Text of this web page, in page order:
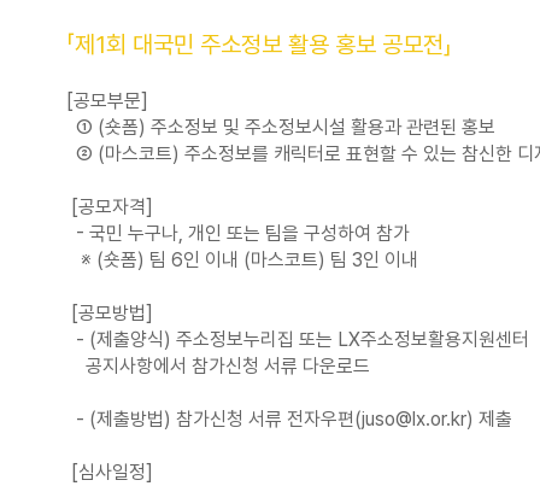
「제1회 대국민 주소정보 활용 홍보 공모전」
[공모부문]
① (숏폼) 주소정보 및 주소정보시설 활용과 관련된 홍보
② (마스코트) 주소정보를 캐릭터로 표현할 수 있는 참신한 디
[공모자격]
- 국민 누구나, 개인 또는 팀을 구성하여 참가
※ (숏폼) 팀 6인 이내 (마스코트) 팀 3인 이내
[공모방법]
- (제출양식) 주소정보누리집 또는 LX주소정보활용지원센터
공지사항에서 참가신청 서류 다운로드
- (제출방법) 참가신청 서류 전자우편(juso@lx.or.kr) 제출
[심사일정]